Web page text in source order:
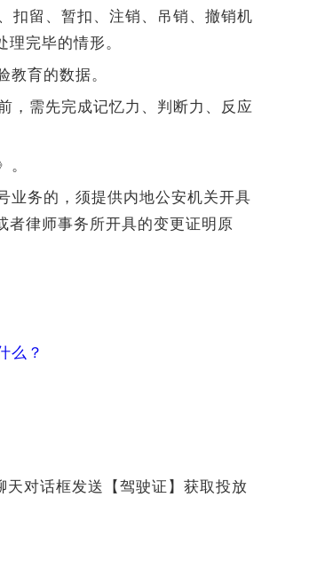
扣留、暂扣、注销、吊销、撤销机
完毕的情形。
育的数据。
，需先完成记忆力、判断力、反应
业务的，须提供内地公安机关开具
者律师事务所开具的变更证明原
么？
对话框发送【驾驶证】获取投放